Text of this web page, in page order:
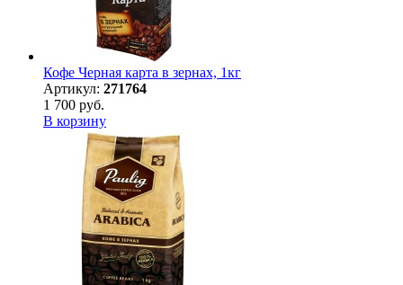
Кофе Черная карта в зернах, 1кг
Артикул: 271764
1 700 руб.
В корзину